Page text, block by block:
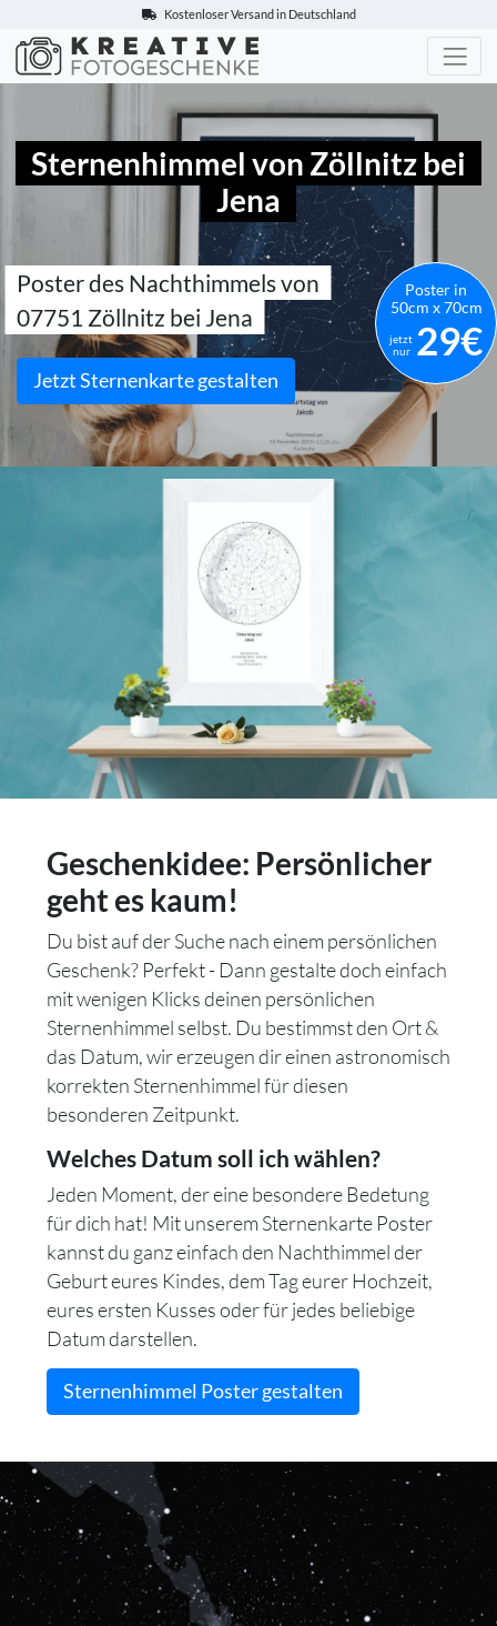
Kostenloser Versand in Deutschland
Kreative-Fotogeschenke.de
Sternenhimmel von Zöllnitz bei
Jena
Poster des Nachthimmels von
07751 Zöllnitz bei Jena
Jetzt Sternenkarte gestalten
Poster in
50cm x 70cm
jetzt
nur 29€
Geschenkidee: Persönlicher
geht es kaum!
Du bist auf der Suche nach einem persönlichen
Geschenk? Perfekt - Dann gestalte doch einfach
mit wenigen Klicks deinen persönlichen
Sternenhimmel selbst. Du bestimmst den Ort &
das Datum, wir erzeugen dir einen astronomisch
korrekten Sternenhimmel für diesen
besonderen Zeitpunkt.
Welches Datum soll ich wählen?
Jeden Moment, der eine besondere Bedetung
für dich hat! Mit unserem Sternenkarte Poster
kannst du ganz einfach den Nachthimmel der
Geburt eures Kindes, dem Tag eurer Hochzeit,
eures ersten Kusses oder für jedes beliebige
Datum darstellen.
Sternenhimmel Poster gestalten